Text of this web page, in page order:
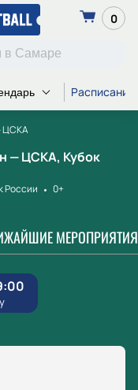
0
ЦСКА
— ЦСКА, Кубок
России
0+
МЕРОПРИЯТИЯ